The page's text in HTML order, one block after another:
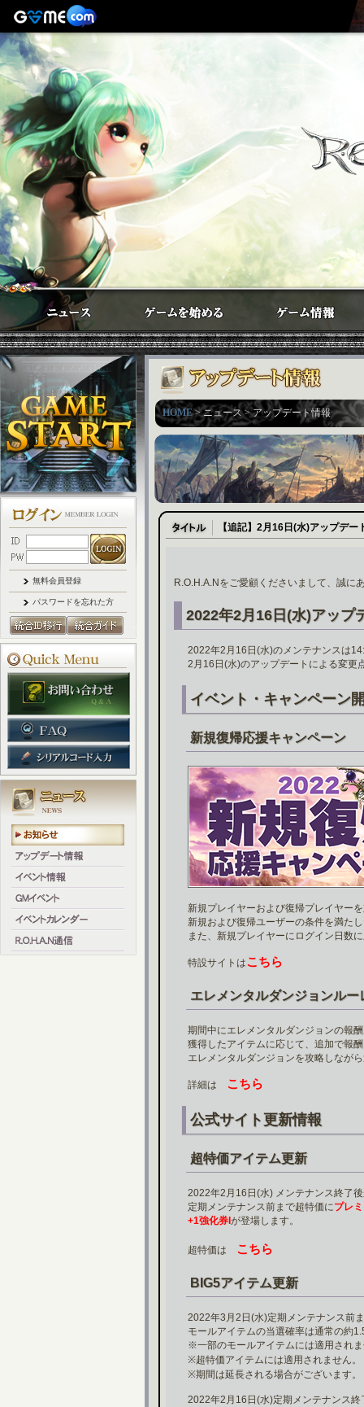
無料会員登録
パスワードを忘れた方
HOME> ニュース > アップデート情報
【追記】2月16日(水)アップデー
R.O.H.A.Nをご愛顧くださいまして、誠に
2022年2月16日(水)アップ
2022年2月16日(水)のメンテナンスは
2月16日(水)のアップデートによる変更
イベント・キャンペーン
新規復帰応援キャンペーン
新規プレイヤーおよび復帰プレイヤー
新規および復帰ユーザーの条件を満た
また、新規プレイヤーにログイン日数
特設サイトはこちら
エレメンタルダンジョンルー
期間中にエレメンタルダンジョンの報
獲得したアイテムに応じて、追加で報
エレメンタルダンジョンを攻略しなが
詳細は こちら
公式サイト更新情報
超特価アイテム更新
2022年2月16日(水) メンテナンス終了
定期メンテナンス前まで超特価にプレ
+1強化券I が登場します。
超特価は こちら
BIG5アイテム更新
2022年3月2日(水)定期メンテナンス前
モールアイテムの当選確率は通常の約
※一部のモールアイテムには適用され
※超特価アイテムには適用されません。
※期間は延長される場合がございます。
2022年2月16日(水)定期メンテナンス